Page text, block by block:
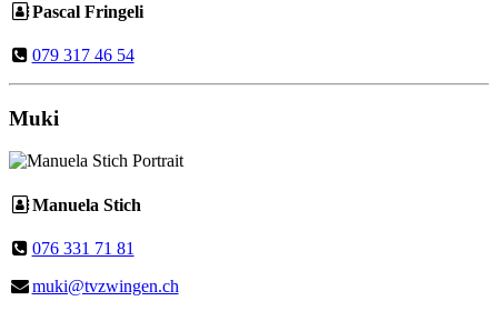
Pascal Fringeli
079 317 46 54
Muki
Manuela Stich
076 331 71 81
muki@tvzwingen.ch